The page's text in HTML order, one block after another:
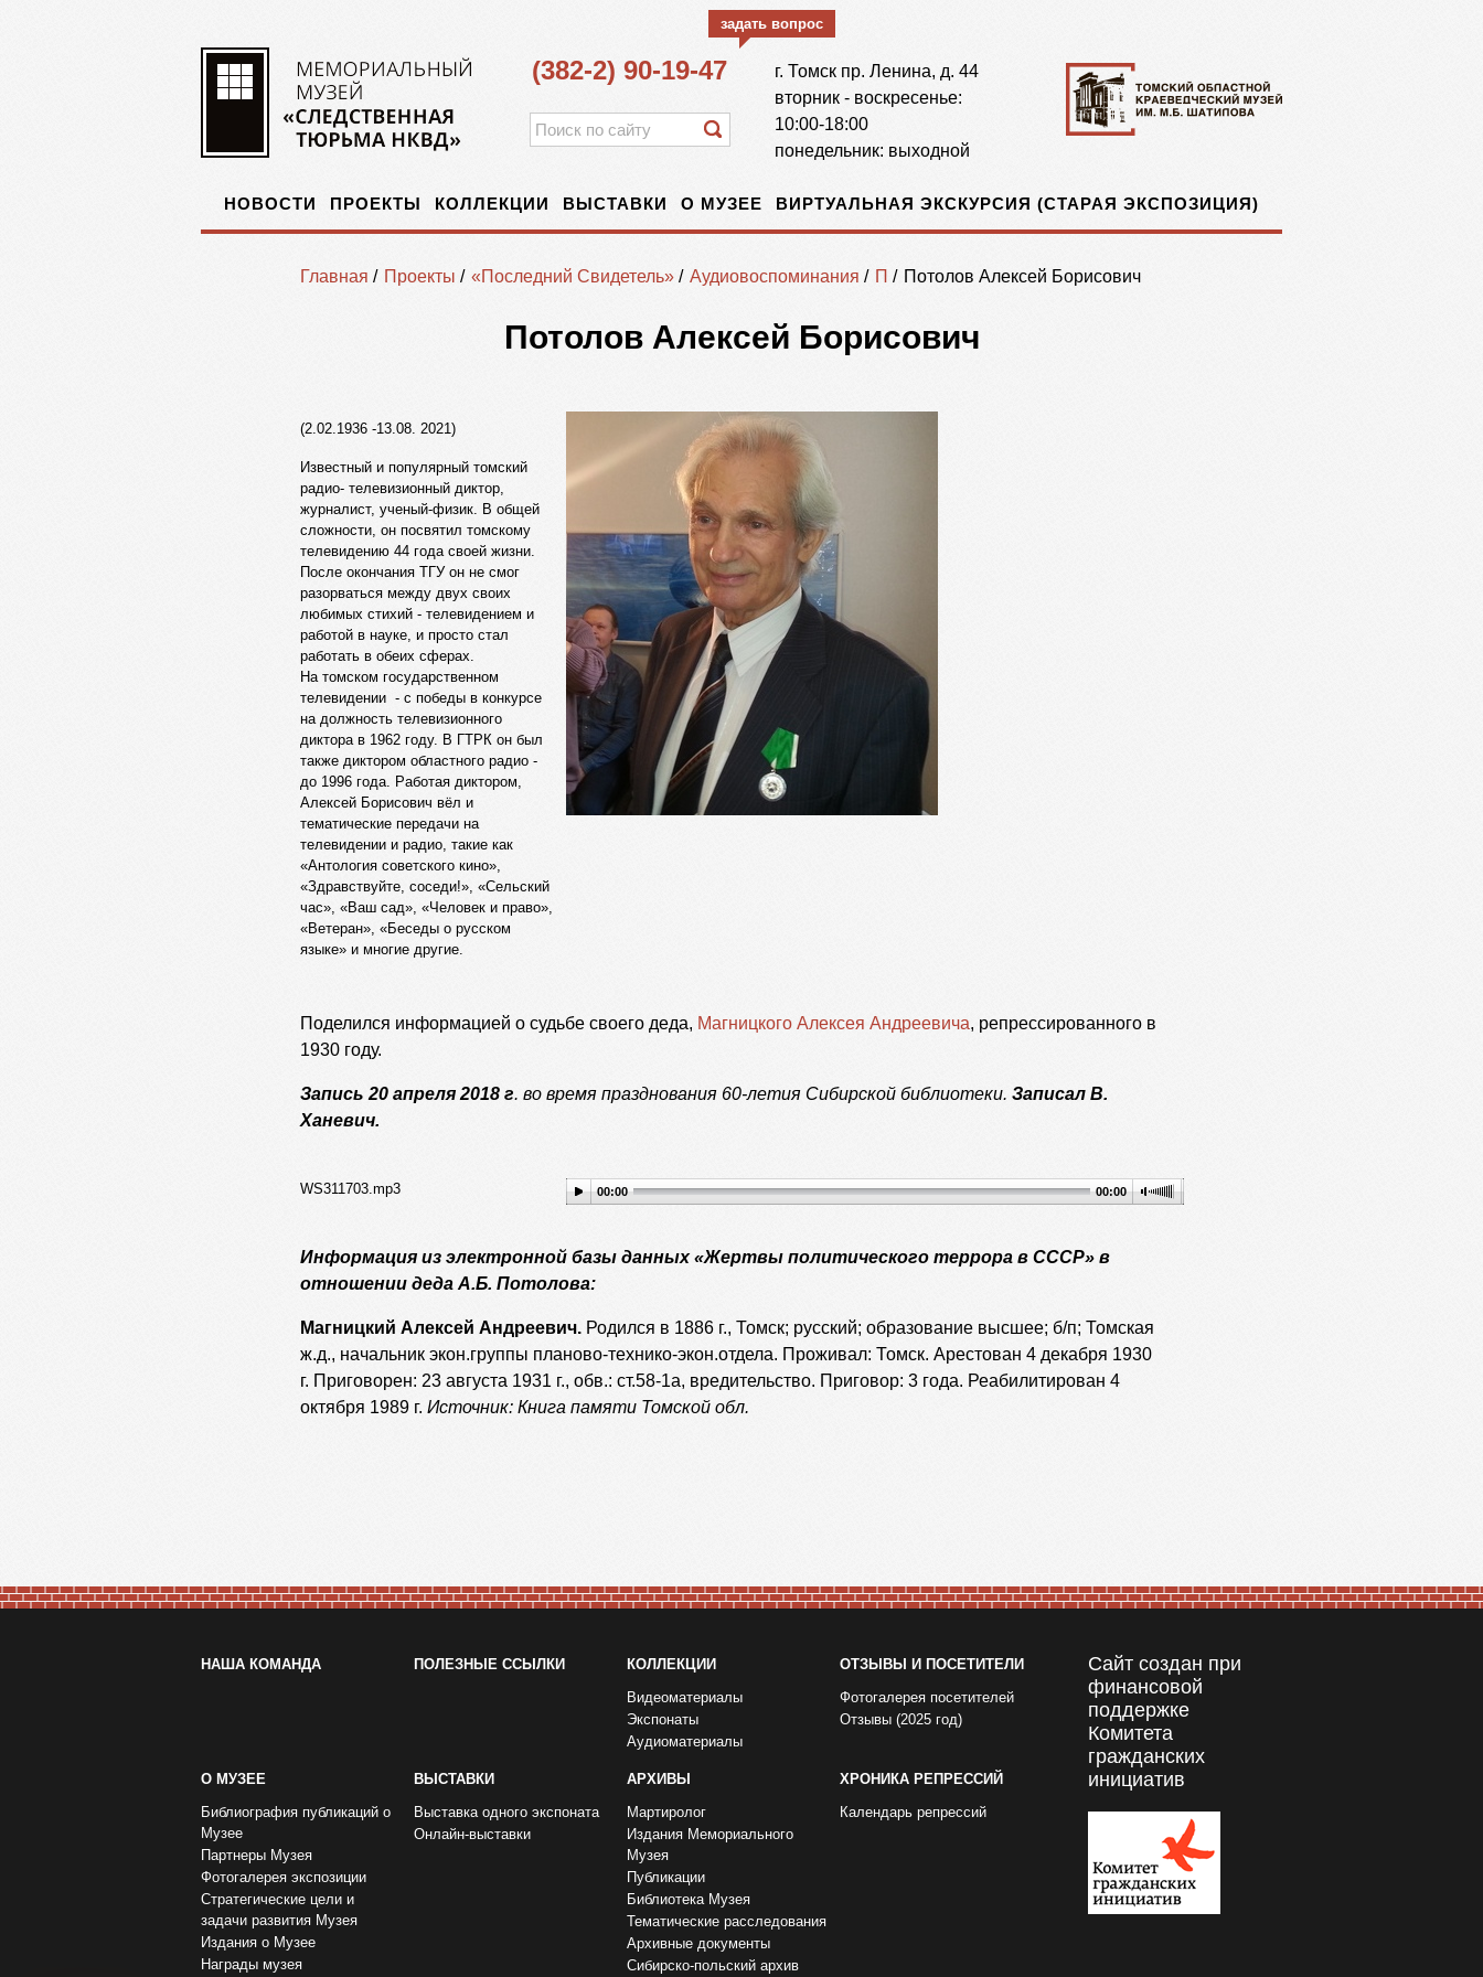
(382-2) 90-19-47
задать вопрос
НОВОСТИ ПРОЕКТЫ КОЛЛЕКЦИИ ВЫСТАВКИ О МУЗЕЕ ВИРТУАЛЬНАЯ ЭКСКУРСИЯ (СТАРАЯ ЭКСПОЗИЦИЯ)
г. Томск пр. Ленина, д. 44
вторник - воскресенье:
10:00-18:00
понедельник: выходной
Главная / Проекты / «Последний Свидетель» / Аудиовоспоминания / П / Потолов Алексей Борисович
Потолов Алексей Борисович
(2.02.1936 -13.08. 2021)
Известный и популярный томский
радио- телевизионный диктор,
журналист, ученый-физик. В общей
сложности, он посвятил томскому
телевидению 44 года своей жизни.
После окончания ТГУ он не смог
разорваться между двух своих
любимых стихий - телевидением и
работой в науке, и просто стал
работать в обеих сферах.
На томском государственном
телевидении - с победы в конкурсе
на должность телевизионного
диктора в 1962 году. В ГТРК он был
также диктором областного радио -
до 1996 года. Работая диктором,
Алексей Борисович вёл и
тематические передачи на
телевидении и радио, такие как
«Антология советского кино»,
«Здравствуйте, соседи!», «Сельский
час», «Ваш сад», «Человек и право»,
«Ветеран», «Беседы о русском
языке» и многие другие.
Поделился информацией о судьбе своего деда, Магницкого Алексея Андреевича, репрессированного в
1930 году.
Запись 20 апреля 2018 г. во время празднования 60-летия Сибирской библиотеки. Записал В.
Ханевич.
WS311703.mp3 00:00 00:00
Информация из электронной базы данных «Жертвы политического террора в СССР» в
отношении деда А.Б. Потолова:
Магницкий Алексей Андреевич. Родился в 1886 г., Томск; русский; образование высшее; б/п; Томская
ж.д., начальник экон.группы планово-технико-экон.отдела. Проживал: Томск. Арестован 4 декабря 1930
г. Приговорен: 23 августа 1931 г., обв.: ст.58-1а, вредительство. Приговор: 3 года. Реабилитирован 4
октября 1989 г. Источник: Книга памяти Томской обл.
НАША КОМАНДА ПОЛЕЗНЫЕ ССЫЛКИ
КОЛЛЕКЦИИ
Видеоматериалы
Экспонаты
Аудиоматериалы
ОТЗЫВЫ И ПОСЕТИТЕЛИ
Фотогалерея посетителей
Отзывы (2025 год)
О МУЗЕЕ
Библиография публикаций о
Музее
Партнеры Музея
Фотогалерея экспозиции
Стратегические цели и
задачи развития Музея
Издания о Музее
Награды музея
ВЫСТАВКИ
Выставка одного экспоната
Онлайн-выставки
АРХИВЫ
Мартиролог
Издания Мемориального
Музея
Публикации
Библиотека Музея
Тематические расследования
Архивные документы
Сибирско-польский архив
ХРОНИКА РЕПРЕССИЙ
Календарь репрессий
Сайт создан при
финансовой
поддержке
Комитета
гражданских
инициатив